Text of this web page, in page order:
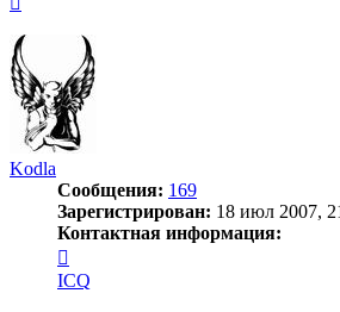
началу
Kodla
Сообщения: 169
Зарегистрирован: 18 июл 2007,
Контактная информация:
информация
пользователя
ICQ